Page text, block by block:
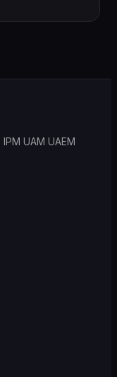
UAM UAEM